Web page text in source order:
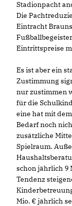
Stadionpacht
Die
Eintracht
Eintrittspreise
Es ist aber ein
Zustimmung
nur zustimmen
für die
eine hat mit
Bedarf noch
zusätzliche
Spielraum.
schon jährlich 9
Tendenz
Mio. € jährlich